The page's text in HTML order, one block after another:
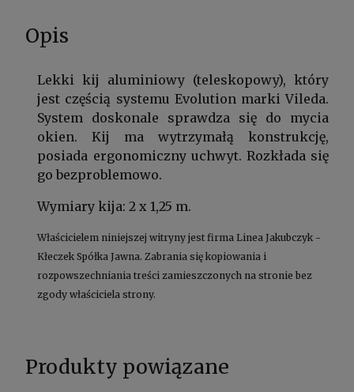
Opis
Lekki kij aluminiowy (teleskopowy), który
jest częścią systemu Evolution marki Vileda.
System doskonale sprawdza się do mycia
okien. Kij ma wytrzymałą konstrukcję,
posiada ergonomiczny uchwyt. Rozkłada się
go bezproblemowo.
Wymiary kija: 2 x 1,25 m.
Właścicielem niniejszej witryny jest firma Linea Jakubczyk -
Kłeczek Spółka Jawna. Zabrania się kopiowania i
rozpowszechniania treści zamieszczonych na stronie bez
zgody właściciela strony.
Produkty powiązane